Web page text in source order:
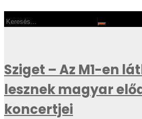
Sziget – Az M1-en
lesznek magyar
koncertjei